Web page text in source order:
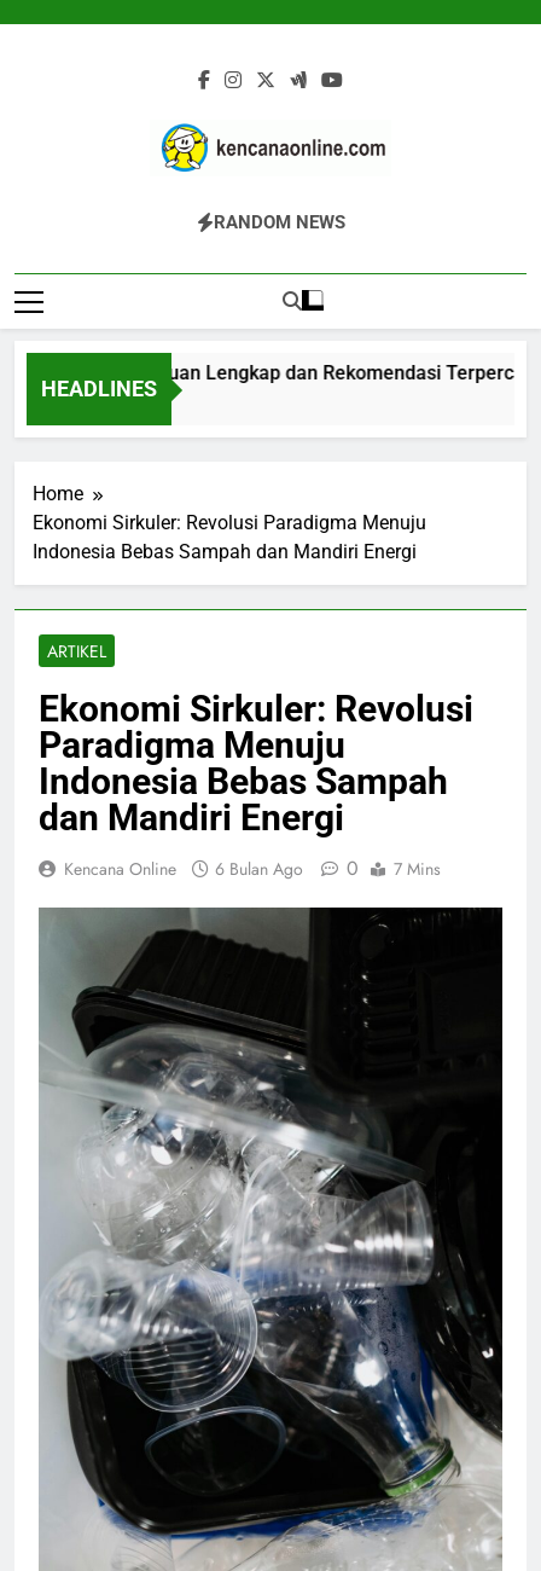
Kencana Online
Jasa Pengelolaan Sampah Kawasan
Dan Industri
RANDOM NEWS
HEADLINES
Panduan Lengkap dan Rekomendasi Terpercaya
Ago
Home
Ekonomi Sirkuler: Revolusi Paradigma Menuju
Indonesia Bebas Sampah dan Mandiri Energi
ARTIKEL
Ekonomi Sirkuler: Revolusi
Paradigma Menuju
Indonesia Bebas Sampah
dan Mandiri Energi
Kencana Online 6 Bulan Ago 0 7 Mins